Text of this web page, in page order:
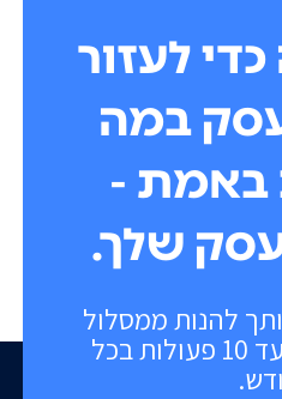
להנות ממסלול
פטור מתשלום, עד 10 פעולות בכל
לעזור
במה
באמת -
שלך.